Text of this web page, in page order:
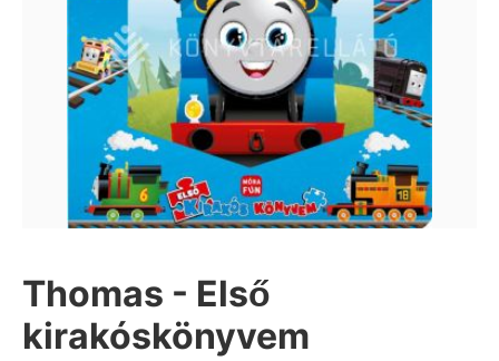
Thomas - Első
kirakóskönyvem